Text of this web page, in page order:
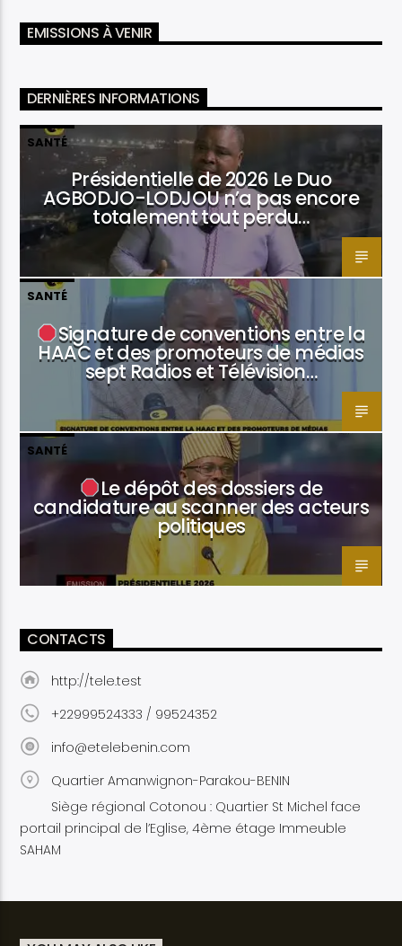
EMISSIONS À VENIR
DERNIÈRES INFORMATIONS
SANTÉ
Présidentielle de 2026 Le Duo
AGBODJO-LODJOU n’a pas encore
totalement tout perdu…
SANTÉ
Signature de conventions entre la
HAAC et des promoteurs de médias
sept Radios et Télévision…
SANTÉ
Le dépôt des dossiers de
candidature au scanner des acteurs
politiques
CONTACTS
http://tele.test
+22999524333 / 99524352
info@etelebenin.com
Quartier Amanwignon-Parakou-BENIN
Siège régional Cotonou : Quartier St Michel face
portail principal de l’Eglise, 4ème étage Immeuble
SAHAM